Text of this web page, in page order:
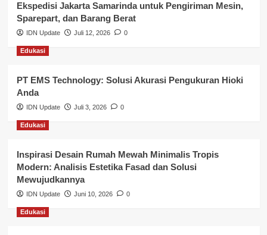
Layanan Publik Kabupaten Banyuasin
Nasional
Pemerintahan
Pendidikan
Perbankan & Keuangan
Perpajakan & Keuangan
Profil Wilayah Banyuasin
Sosial & Budaya
Sosial & Kesejahteraan
Ekspedisi Jakarta Samarinda untuk Pengiriman Mesin,
Sparepart, dan Barang Berat
IDN Update Juli 12, 2026 0
Edukasi
PT EMS Technology: Solusi Akurasi Pengukuran Hioki
Anda
IDN Update Juli 3, 2026 0
Edukasi
Inspirasi Desain Rumah Mewah Minimalis Tropis
Modern: Analisis Estetika Fasad dan Solusi
Mewujudkannya
IDN Update Juni 10, 2026 0
Edukasi